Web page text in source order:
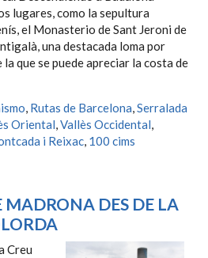
lugares, como la sepultura
el Monasterio de Sant Jeroni de
una destacada loma por
la que se puede apreciar la costa de
, Rutas de Barcelona,Serralada
Oriental,Vallès Occidental,
i Reixac, 100 cims
MADRONA DES DE LA
Creu